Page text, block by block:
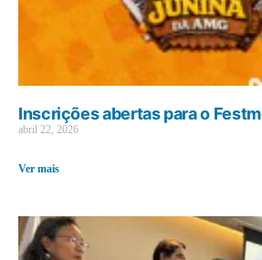
Inscrições abertas para o
abril 22, 2026
Ver mais